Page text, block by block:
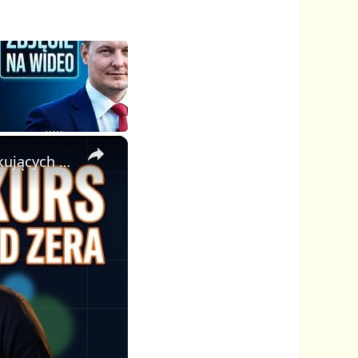
×
🎓 Jak Stworzyć Kurs Online od Zera — Pełny Tutorial dla Początkujących (Rejestracji do Publikacji)